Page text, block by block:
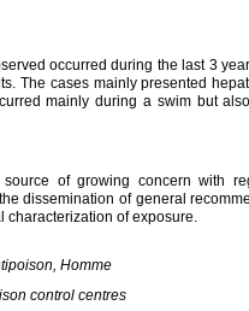
occurred during the last 3
The cases mainly presented
mainly during a swim but
of growing concern with
dissemination of general
characterization of exposure.
Homme
control centres